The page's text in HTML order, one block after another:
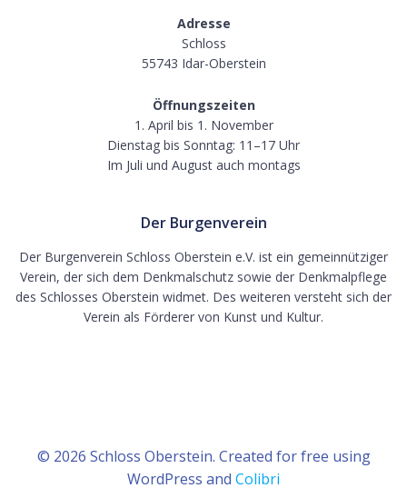
Adresse
Schloss
55743 Idar-Oberstein
Öffnungszeiten
1. April bis 1. November
Dienstag bis Sonntag: 11–17 Uhr
Im Juli und August auch montags
Der Burgenverein
Der Burgenverein Schloss Oberstein e.V. ist ein gemeinnütziger
Verein, der sich dem Denkmalschutz sowie der Denkmalpflege
des Schlosses Oberstein widmet. Des weiteren versteht sich der
Verein als Förderer von Kunst und Kultur.
© 2026 Schloss Oberstein. Created for free using
WordPress and Colibri